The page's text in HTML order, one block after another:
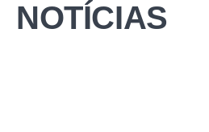
NOTÍCIAS